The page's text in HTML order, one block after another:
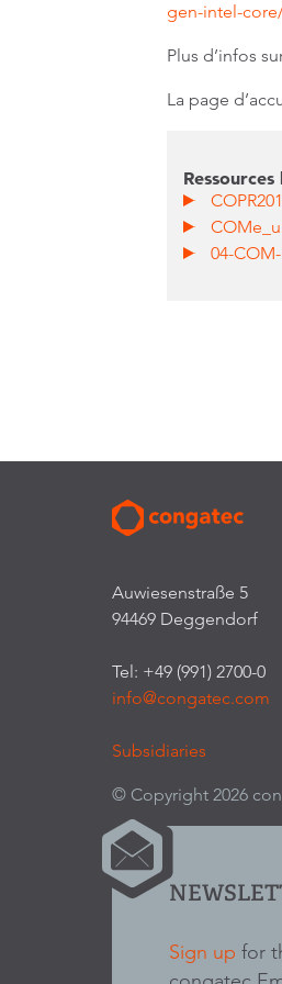
gen-intel-
Plus d’infos
La page
Ressources
04-
Auwiesenstraße 5
94469 Deggendorf
Tel: +49 (991) 2700-0
info@congatec.com
Subsidiaries
© Copyright 2026
Sign up for